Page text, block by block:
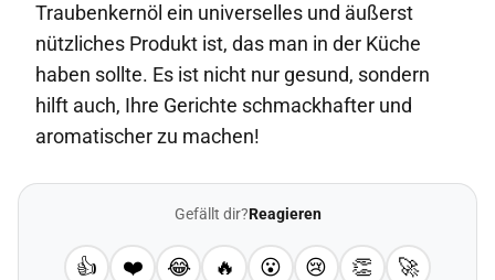
Traubenkernöl ein universelles und äußerst
nützliches Produkt ist, das man in der Küche
haben sollte. Es ist nicht nur gesund, sondern
hilft auch, Ihre Gerichte schmackhafter und
aromatischer zu machen!
Gefällt dir?Reagieren
👍 ❤️ 😂 🔥 😮 😢 👏 🚀